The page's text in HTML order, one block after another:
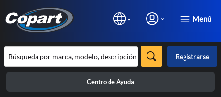
Menú
Registrarse
Centro de Ayuda